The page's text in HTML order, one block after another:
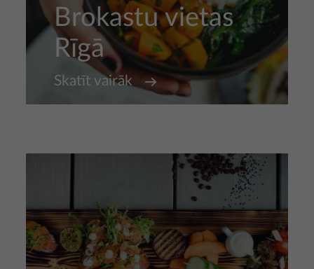
Brokastu vietas
Rīgā
Skatīt vairāk